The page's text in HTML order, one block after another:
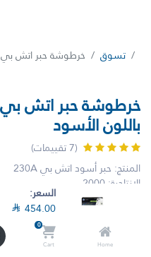
السعر:
 454.00
Home
0
Cart
تسوق خرطوشة حبر اتش بي 230A ليزر جت الأصلية باللون الأسود
باللون الأسود
(7 تقييمات)
المنتج: حبر أسود اتش بي 230A
الإنتاجية: 2000
سعة الخراطيش: الخراطيش ذات
إنتاجية الصفحات (بالأبيض والأسود): حتى
التقنية: ليزر
نوع الإمداد: خراطيش